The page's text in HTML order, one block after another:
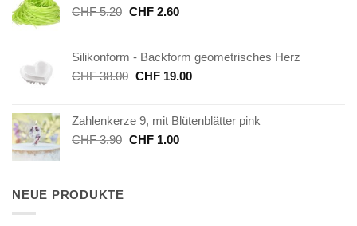
CHF5.20 Ursprünglicher
CHF 5.20
CHF2.60Aktueller
CHF 2.60.
Silikonform - Backform geometrisches Herz
CHF38.00 Ursprünglicher
CHF 38.00
CHF19.00Aktueller
CHF 19.00.
Zahlenkerze 9, mit Blütenblätter pink
CHF3.90 Ursprünglicher
CHF1.00Aktueller
NEUE PRODUKTE